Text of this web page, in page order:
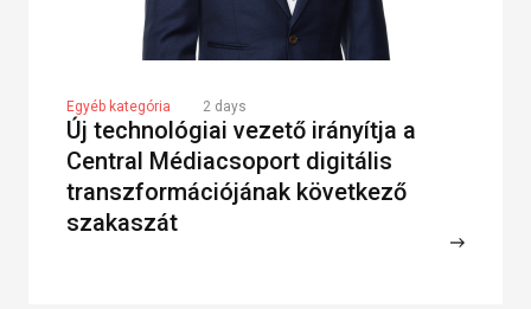
Egyéb kategória 2 days
Új technológiai vezető irányítja a
Central Médiacsoport digitális
transzformációjának következő
szakaszát